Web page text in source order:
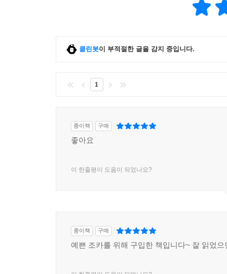
클린봇이 부적절한 글을 감지 중입니다.
1
종이책 구매
좋아요
이 한줄평이 도움이 되었나요?
종이책 구매
예쁜 조카를 위해 구입한 책입니다~ 잘 읽었으